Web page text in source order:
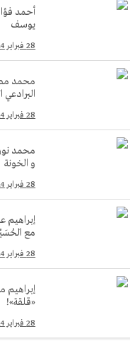
أحمد
يوسف
28 فبراير 2014 11:57 ص
محمد
البرادعي
28 فبراير 2014 10:24 ص
محمد
و الخونة
28 فبراير 2014 10:24 ص
إبراهيم
مع
28 فبراير 2014 9:07 ص
«قلقة»!
28 فبراير 2014 9:07 ص